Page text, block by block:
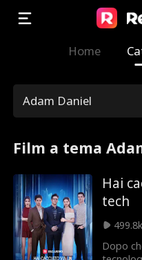
Home
Adam Daniel
Film a tema
Hai
tech
499.8k
Dopo